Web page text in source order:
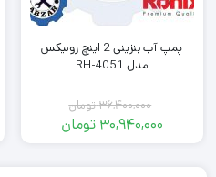
پمپ آب بنزینی 2 اینچ رونیکس
مدل RH-4051
36,400,000تومان
30,940,000 تومان